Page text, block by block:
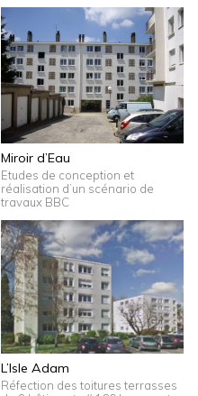
Miroir d’Eau
Etudes de conception et
réalisation d’un scénario de
travaux BBC
L’Isle Adam
Réfection des toitures terrasses